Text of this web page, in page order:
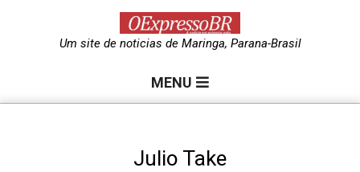
e
Um site de noticias de Maringa, Parana-Brasil
MENU
Julio Take